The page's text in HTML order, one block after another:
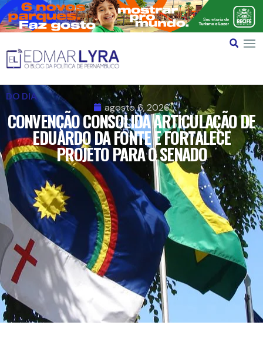
DO DIA
agosto 6, 2026
CONVENÇÃO CONSOLIDA ARTICULAÇÃO DE
EDUARDO DA FONTE E FORTALECE
PROJETO PARA O SENADO